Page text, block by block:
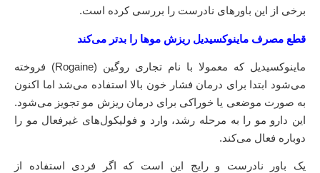
برخی از این باورهای نادرست را بررسی کرده است.
قطع مصرف ماینوکسیدیل ریزش موها را بدتر می‌کند
ماینوکسیدیل که معمولا با نام تجاری روگین (Rogaine) فروخته
می‌شود ابتدا برای درمان فشار خون بالا استفاده می‌شد اما اکنون
به صورت موضعی یا خوراکی برای درمان ریزش مو تجویز می‌شود.
این دارو مو را به مرحله رشد، وارد و فولیکول‌های غیرفعال مو را
دوباره فعال می‌کند.
یک باور نادرست و رایج این است که اگر فردی استفاده از